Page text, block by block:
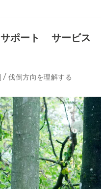
サポート サービス
伐倒方向を理解する